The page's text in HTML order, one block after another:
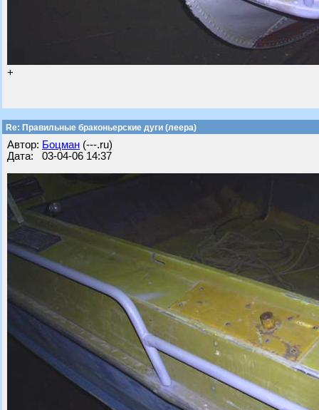
+
Re: Правильные браконьерские дуги (леера)
Автор: Бoцман (---.ru)
Дата: 03-04-06 14:37